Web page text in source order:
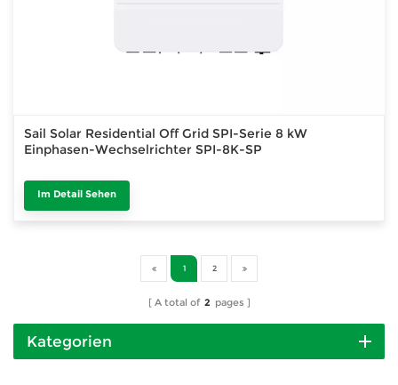
Sail Solar Residential Off Grid SPI-Serie 8 kW
Einphasen-Wechselrichter SPI-8K-SP
Im Detail Sehen
1 2
A total of 2 pages
Kategorien